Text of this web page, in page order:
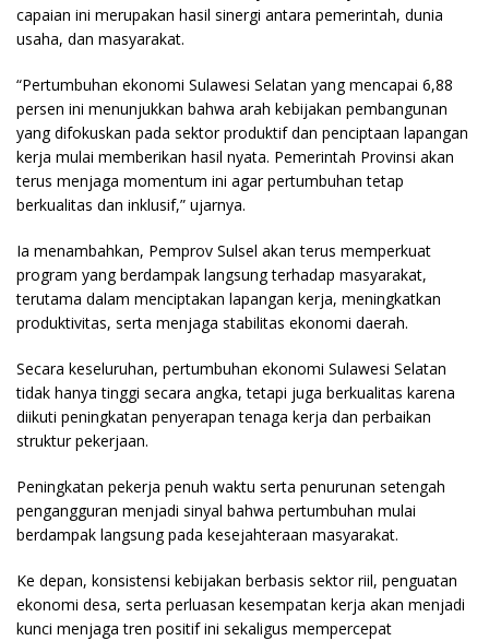
capaian ini merupakan hasil sinergi antara pemerintah, dunia
usaha, dan masyarakat.
“Pertumbuhan ekonomi Sulawesi Selatan yang mencapai 6,88
persen ini menunjukkan bahwa arah kebijakan pembangunan
yang difokuskan pada sektor produktif dan penciptaan lapangan
kerja mulai memberikan hasil nyata. Pemerintah Provinsi akan
terus menjaga momentum ini agar pertumbuhan tetap
berkualitas dan inklusif,” ujarnya.
Ia menambahkan, Pemprov Sulsel akan terus memperkuat
program yang berdampak langsung terhadap masyarakat,
terutama dalam menciptakan lapangan kerja, meningkatkan
produktivitas, serta menjaga stabilitas ekonomi daerah.
Secara keseluruhan, pertumbuhan ekonomi Sulawesi Selatan
tidak hanya tinggi secara angka, tetapi juga berkualitas karena
diikuti peningkatan penyerapan tenaga kerja dan perbaikan
struktur pekerjaan.
Peningkatan pekerja penuh waktu serta penurunan setengah
pengangguran menjadi sinyal bahwa pertumbuhan mulai
berdampak langsung pada kesejahteraan masyarakat.
Ke depan, konsistensi kebijakan berbasis sektor riil, penguatan
ekonomi desa, serta perluasan kesempatan kerja akan menjadi
kunci menjaga tren positif ini sekaligus mempercepat